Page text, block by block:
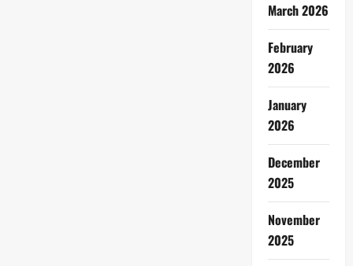
March 2026
February
2026
January
2026
December
2025
November
2025